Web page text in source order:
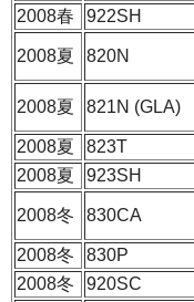
2008春
922SH
2008夏 820N
2008夏 821N (GLA)
2008夏
823T
2008夏
923SH
2008冬 830CA
2008冬
830P
2008冬
920SC